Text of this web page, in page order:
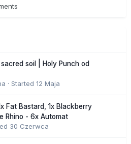
soil | Holy Punch od
· Started 12 Maja
Fat Bastard, 1x Blackberry
Rhino - 6x Automat
30 Czerwca